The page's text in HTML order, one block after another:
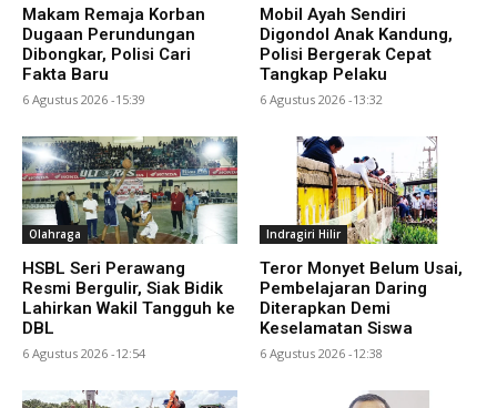
Makam Remaja Korban
Dugaan Perundungan
Dibongkar, Polisi Cari
Fakta Baru
6 Agustus 2026 -15:39
Mobil Ayah Sendiri
Digondol Anak Kandung,
Polisi Bergerak Cepat
Tangkap Pelaku
6 Agustus 2026 -13:32
Olahraga
HSBL Seri Perawang
Resmi Bergulir, Siak Bidik
Lahirkan Wakil Tangguh ke
DBL
6 Agustus 2026 -12:54
Indragiri Hilir
Teror Monyet Belum Usai,
Pembelajaran Daring
Diterapkan Demi
Keselamatan Siswa
6 Agustus 2026 -12:38